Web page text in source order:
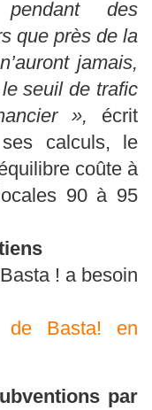
pendant des
que près de la
jamais,
seuil de trafic
», écrit
ses calculs, le
coûte à
90 à 95
! a besoin
de Basta! en
par